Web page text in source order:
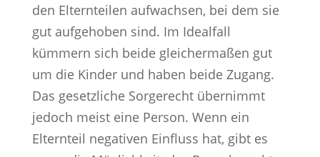
den Elternteilen aufwachsen, bei dem sie
gut aufgehoben sind. Im Idealfall
kümmern sich beide gleichermaßen gut
um die Kinder und haben beide Zugang.
Das gesetzliche Sorgerecht übernimmt
jedoch meist eine Person. Wenn ein
Elternteil negativen Einfluss hat, gibt es